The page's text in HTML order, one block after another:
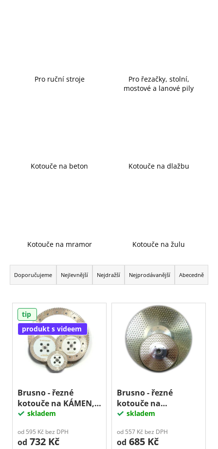
Pro ruční stroje
Pro řezačky, stolní,
mostové a lanové pily
Kotouče na beton Kotouče na dlažbu
Kotouče na mramor Kotouče na žulu
Ř
a
z
e
Doporučujeme Nejlevnější Nejdražší Nejprodávanější Abecedně
V
tip
produkt s videem
Brusno - řezné
kotouče na KÁMEN,
TOKIO
skladem
od 595 Kč bez DPH
od 732 Kč
Brusno - řezné
kotouče na
MRAMOR, EP
skladem
od 557 Kč bez DPH
od 685 Kč